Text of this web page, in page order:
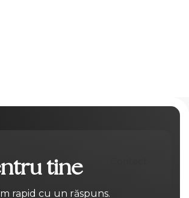
tine
rapid cu un răspuns.